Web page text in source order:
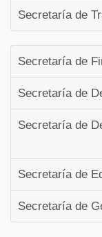
Secretaría de
Secretaría de
Secretaría de
Secretaría de
Secretaría de
Secretaría de